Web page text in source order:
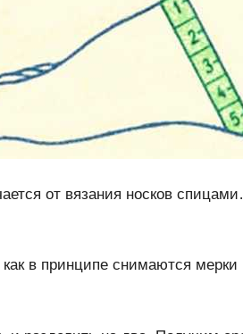
от вязания носков
в принципе снимаются